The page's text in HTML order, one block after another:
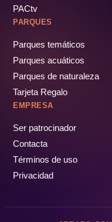
PACtv
PARQUES
Parques temáticos
Parques acuáticos
Parques de naturaleza
Tarjeta Regalo
EMPRESA
Ser patrocinador
Contacta
Términos de uso
Privacidad